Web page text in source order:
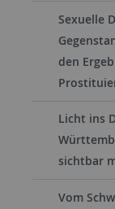
Sexuelle
den
Licht ins
sichtbar
Vom